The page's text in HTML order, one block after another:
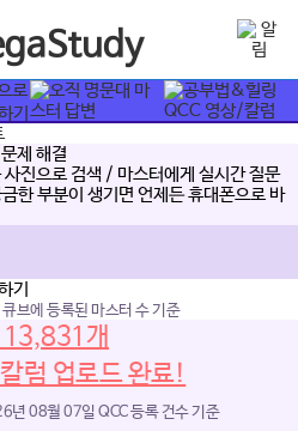
브에 등록된 마스터 수 기준
13,831개
럼 업로드 완료!
08월 07일 QCC 등록 건수 기준